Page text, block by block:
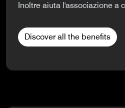
Inoltre aiuta l'associazione a
Discover all the benefits